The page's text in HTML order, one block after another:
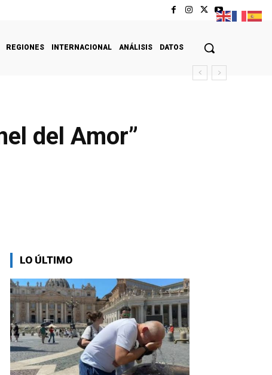
REGIONES INTERNACIONAL ANÁLISIS DATOS
del Amor”
LO ÚLTIMO